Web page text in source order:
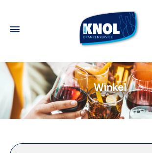
Winkel